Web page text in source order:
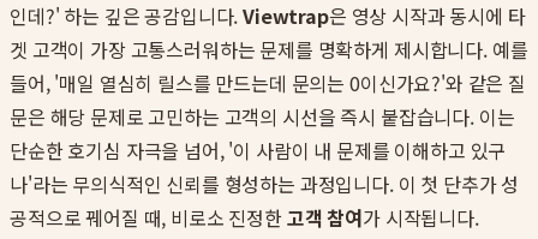
인데?' 하는 깊은 공감입니다.Viewtrap은 영상 시작과 동시에 타
겟 고객이 가장 고통스러워하는 문제를 명확하게 제시합니다. 예를
들어, '매일 열심히 릴스를 만드는데 문의는 0이신가요?'와 같은 질
문은 해당 문제로 고민하는 고객의 시선을 즉시 붙잡습니다. 이는
단순한 호기심 자극을 넘어, '이 사람이 내 문제를 이해하고 있구
나'라는 무의식적인 신뢰를 형성하는 과정입니다. 이 첫 단추가 성
공적으로 꿰어질 때, 비로소 진정한고객 참여가 시작됩니다.